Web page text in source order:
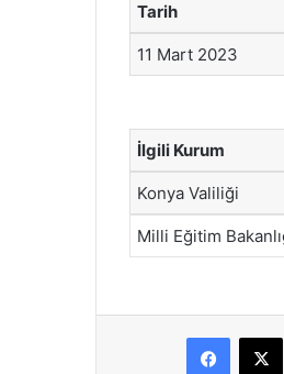
Tarih
11 Mart 2023
İlgili Kurum
Konya Valiliği
Milli Eğitim
X